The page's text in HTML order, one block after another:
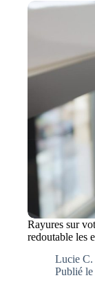
Rayures sur
redoutable les
Lucie C.
Publié le